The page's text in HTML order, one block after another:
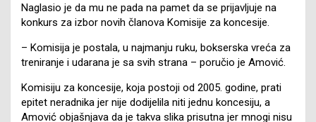
Naglasio je da mu ne pada na pamet da se prijavljuje na
konkurs za izbor novih članova Komisije za koncesije.
– Komisija je postala, u najmanju ruku, bokserska vreća za
treniranje i udarana je sa svih strana – poručio je Amović.
Komisiju za koncesije, koja postoji od 2005. godine, prati
epitet neradnika jer nije dodijelila niti jednu koncesiju, a
Amović objašnjava da je takva slika prisutna jer mnogi nisu